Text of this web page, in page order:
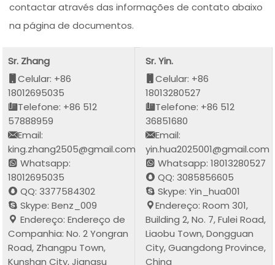
contactar através das informações de contato abaixo
na página de documentos.
Sr. Zhang
Celular: +86
18012695035
Telefone: +86 512
57888959
Email:
king.zhang2505@gmail.com
Whatsapp:
18012695035
QQ: 3377584302
Skype: Benz_009
Endereço: Endereço de
Companhia: No. 2 Yongran
Road, Zhangpu Town,
Kunshan City, Jiangsu
Sr. Yin.
Celular: +86
18013280527
Telefone: +86 512
36851680
Email:
yin.hua2025001@gmail.com
Whatsapp: 18013280527
QQ: 3085856605
Skype: Yin_hua001
Endereço: Room 301,
Building 2, No. 7, Fulei Road,
Liaobu Town, Dongguan
City, Guangdong Province,
China